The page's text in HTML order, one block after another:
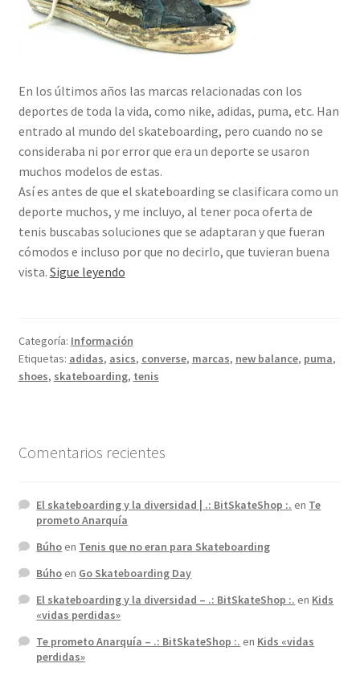
En los últimos años las marcas relacionadas con los
deportes de toda la vida, como nike, adidas, puma, etc. Han
entrado al mundo del skateboarding, pero cuando no se
consideraba ni por error que era un deporte se usaron
muchos modelos de estas.
Así es antes de que el skateboarding se clasificara como un
deporte muchos, y me incluyo, al tener poca oferta de
tenis buscabas soluciones que se adaptaran y que fueran
cómodos e incluso por que no decirlo, que tuvieran buena
vista. Sigue leyendoTenis
para
Skateboarding
Categoría: Información
Etiquetas: adidas, asics, converse, marcas, new balance, puma,
shoes, skateboarding, tenis
Comentarios recientes
El skateboarding y la diversidad | .: BitSkateShop :. en Te
prometo Anarquía
Búhoen Tenis que no eran para Skateboarding
Búhoen Go Skateboarding Day
El skateboarding y la diversidad – .: BitSkateShop :. en Kids
«vidas perdidas»
Te prometo Anarquía – .: BitSkateShop :. en Kids «vidas
perdidas»